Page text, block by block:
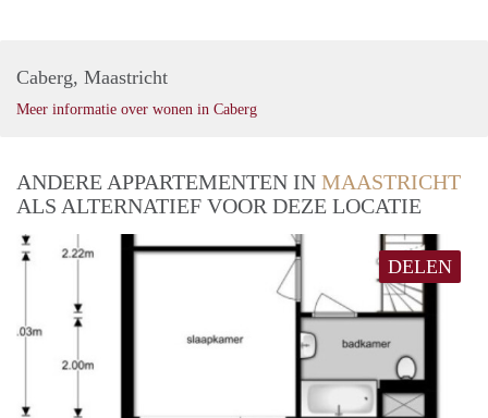
Caberg, Maastricht
Meer informatie over wonen in Caberg
ANDERE APPARTEMENTEN IN MAASTRICHT
ALS ALTERNATIEF VOOR DEZE LOCATIE
DELEN